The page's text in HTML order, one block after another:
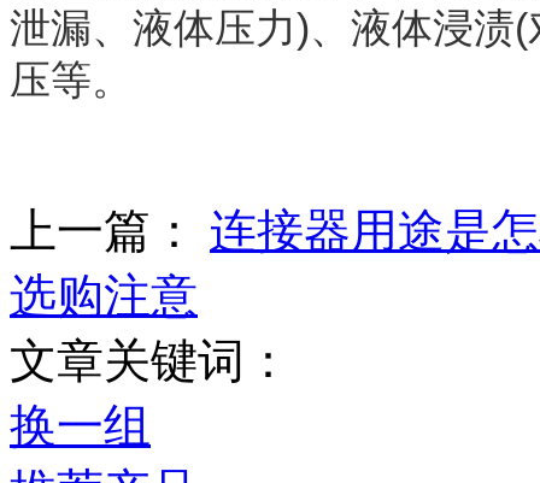
泄漏、液体压力)、液体浸渍
压等。
上一篇： 连接器用途是
选购注意
文章关键词：
换一组